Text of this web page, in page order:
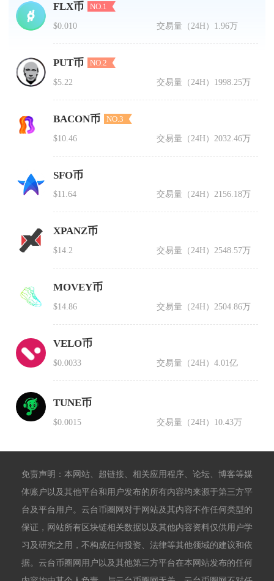
FLX币 NO.1
$0.010 交易量（24H） 1.96万
PUT币 NO.2
$5.22 交易量（24H） 1998.25万
BACON币 NO.3
$10.46 交易量（24H） 2032.46万
SFO币
$11.64 交易量（24H）2156.18万
XPANZ币
$14.2 交易量（24H）2548.57万
MOVEY币
$14.86 交易量（24H） 2504.86万
VELO币
$0.0033 交易量（24H）4.01亿
TUNE币
$0.0015 交易量（24H） 10.43万
免责声明：本网站、超链接、相关应用程序、论坛、博客等媒
体账户以及其他平台和用户发布的所有内容均来源于第三方平
台及平台用户。云台币圈网对于网站及其内容不作任何类型的
保证，网站所有区块链相关数据以及其他内容资料仅供用户学
习及研究之用，不构成任何投资、法律等其他领域的建议和依
据。云台币圈网用户以及其他第三方平台在本网站发布的任何